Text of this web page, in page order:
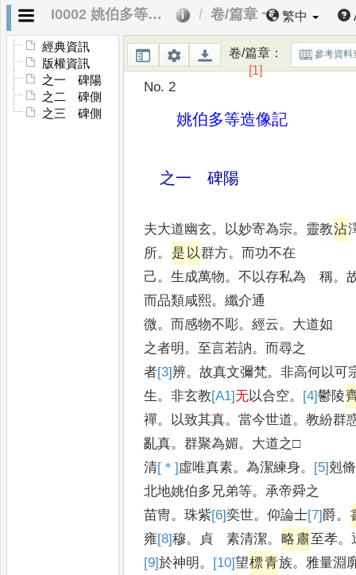
I0002 姚伯多等造像記 卷/篇章 一 繁中
經典資訊
版權資訊
之一 碑陽
之二 碑側
之三 碑側
卷/篇章：
[1]
參考資料
No. 2
姚伯多等造像記
之一 碑陽
夫大道幽玄。 以妙寄為宗。 靈教沾
所。 是 以群方。而功不在
己 。生成萬物。不以存私為 稱。
而品類咸熙。纖介通
微。而感物不彫。經云。 大道
之者明 。至言若訥。而尋之
者[3]辨。故真文彌梵。非高何以可
生 。非玄教[A1]无以合空。 [4]鬱陵
禪。 以致其真。當今世道。教紛
亂真。群聚為媚。 大道之□
清[＊]虛唯真素。為潔練身。 [5]剋
北地姚伯多兄弟等。 承帝舜之
苗冑 。珠紫[6]奕世。仰論士[7]爵。
雍[8]穆。 貞 素清潔。 略 肅至孝。
[9]於神明 。 [10]望標青族。 雅量淵